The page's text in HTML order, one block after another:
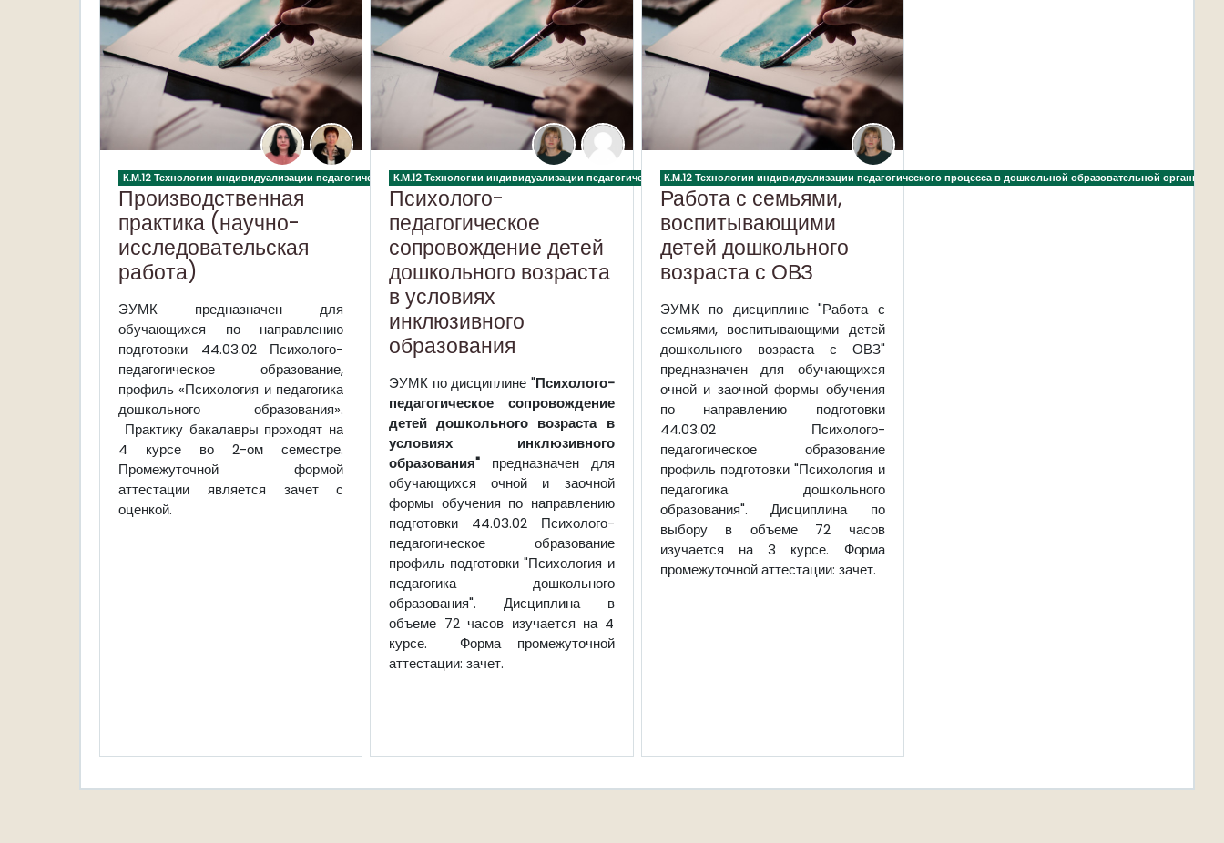
К.М.12 Технологии индивидуализации педагогического процесса в дошкольной образовательной организации
Производственная
практика (научно-
исследовательская
работа)
ЭУМК предназначен для
обучающихся по направлению
подготовки 44.03.02 Психолого-
педагогическое образование,
профиль «Психология и педагогика
дошкольного образования».
Практику бакалавры проходят на
4 курсе во 2-ом семестре.
Промежуточной формой
аттестации является зачет с
оценкой.
К.М.12 Технологии индивидуализации педагогического процесса в дошкольной образовательной организации
Психолого-
педагогическое
сопровождение детей
дошкольного возраста
в условиях
инклюзивного
образования
ЭУМК по дисциплине "Психолого-
педагогическое сопровождение
детей дошкольного возраста в
условиях инклюзивного
образования" предназначен для
обучающихся очной и заочной
формы обучения по направлению
подготовки 44.03.02 Психолого-
педагогическое образование
профиль подготовки "Психология и
педагогика дошкольного
образования". Дисциплина в
объеме 72 часов изучается на 4
курсе. Форма промежуточной
аттестации: зачет.
К.М.12 Технологии индивидуализации педагогического процесса в дошкольной образовательной
Работа с семьями,
воспитывающими
детей дошкольного
возраста с ОВЗ
ЭУМК по дисциплине "Работа с
семьями, воспитывающими детей
дошкольного возраста с ОВЗ"
предназначен для обучающихся
очной и заочной формы обучения
по направлению подготовки
44.03.02 Психолого-
педагогическое образование
профиль подготовки "Психология и
педагогика дошкольного
образования". Дисциплина по
выбору в объеме 72 часов
изучается на 3 курсе. Форма
промежуточной аттестации: зачет.